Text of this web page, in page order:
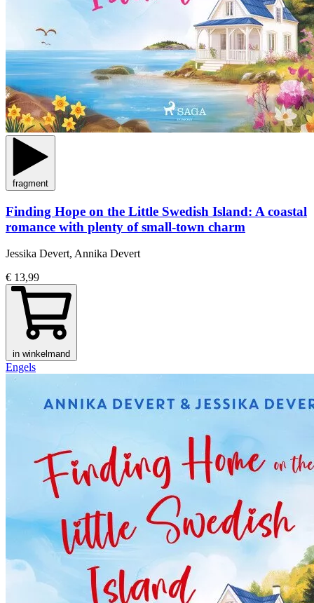
fragment
Finding Hope on the Little Swedish Island: A coastal
romance with plenty of small-town charm
Jessika Devert, Annika Devert
€ 13,99
in winkelmand
Engels